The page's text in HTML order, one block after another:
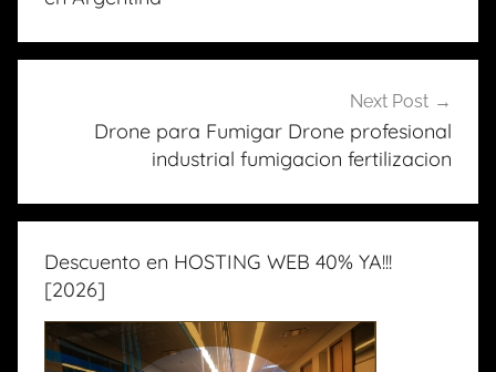
Next Post
Drone para Fumigar Drone profesional
industrial fumigacion fertilizacion
Descuento en HOSTING WEB 40% YA!!!
[2026]